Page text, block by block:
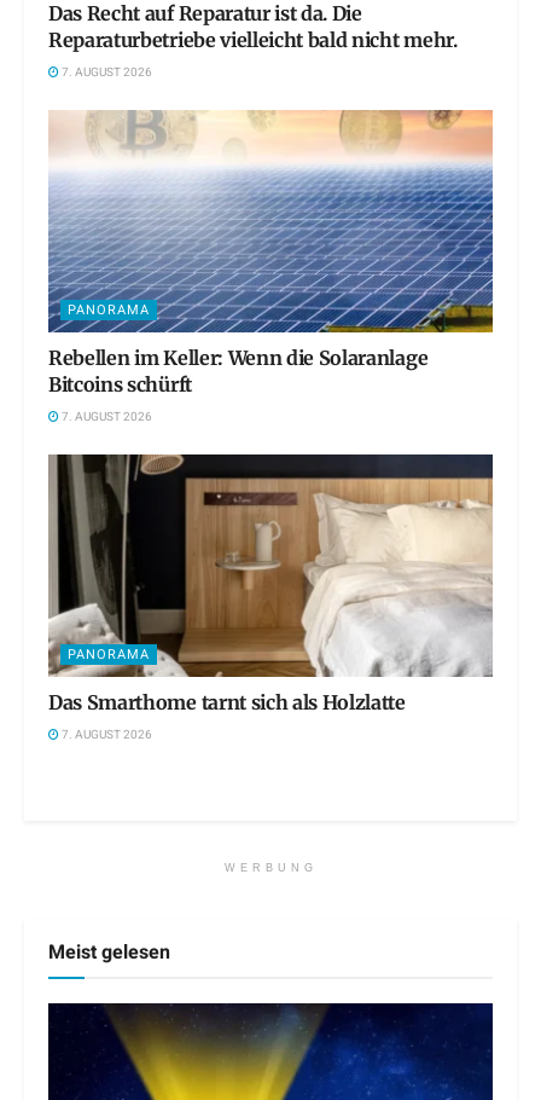
Das Recht auf Reparatur ist da. Die
Reparaturbetriebe vielleicht bald nicht mehr.
7. AUGUST 2026
PANORAMA
Rebellen im Keller: Wenn die Solaranlage
Bitcoins schürft
7. AUGUST 2026
PANORAMA
Das Smarthome tarnt sich als Holzlatte
7. AUGUST 2026
WERBUNG
Meist gelesen